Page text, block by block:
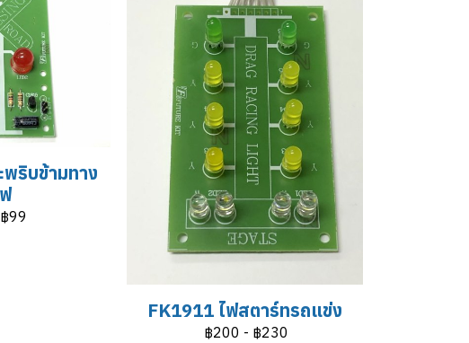
ริบข้ามทาง
฿99
FK1911 ไฟสตาร์ทรถแข่ง
฿200 - ฿230